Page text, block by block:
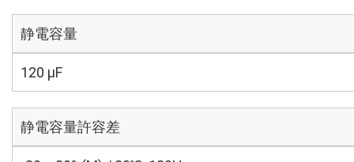
静電容量
120 µF
静電容量許容差